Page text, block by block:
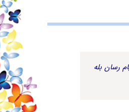
رسان بله